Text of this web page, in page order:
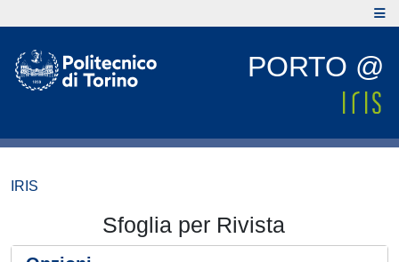
PORTO @
IRIS
Sfoglia per Rivista